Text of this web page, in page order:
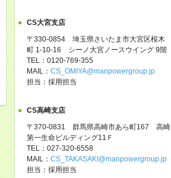
CS大宮支店
〒330-0854 埼玉県さいたま市大宮区桜木
町 1-10-16 シーノ大宮ノースウイング 9階
TEL：0120-769-355
MAIL： CS_OMIYA@manpowergroup.jp
担当：採用担当
CS高崎支店
〒370-0831 群馬県高崎市あら町167 高崎
第一生命ビルディング11Ｆ
TEL：027-320-6558
MAIL： CS_TAKASAKI@manpowergroup.jp
担当：採用担当